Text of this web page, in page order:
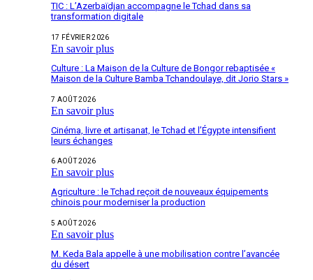
TIC : L’Azerbaïdjan accompagne le Tchad dans sa
transformation digitale
17 FÉVRIER 2026
En savoir plus
Culture : La Maison de la Culture de Bongor rebaptisée «
Maison de la Culture Bamba Tchandoulaye, dit Jorio Stars »
7 AOÛT 2026
En savoir plus
Cinéma, livre et artisanat, le Tchad et l’Égypte intensifient
leurs échanges
6 AOÛT 2026
En savoir plus
Agriculture : le Tchad reçoit de nouveaux équipements
chinois pour moderniser la production
5 AOÛT 2026
En savoir plus
M. Keda Bala appelle à une mobilisation contre l’avancée
du désert